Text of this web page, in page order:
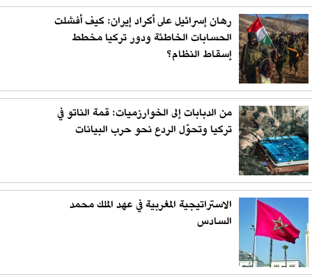
رهان إسرائيل على أكراد إيران: كيف أفشلت
الحسابات الخاطئة ودور تركيا مخطط
إسقاط النظام؟
من الدبابات إلى الخوارزميات: قمة الناتو في
تركيا وتحوّل الردع نحو حرب البيانات
الاستراتيجية المغربية في عهد الملك محمد
السادس